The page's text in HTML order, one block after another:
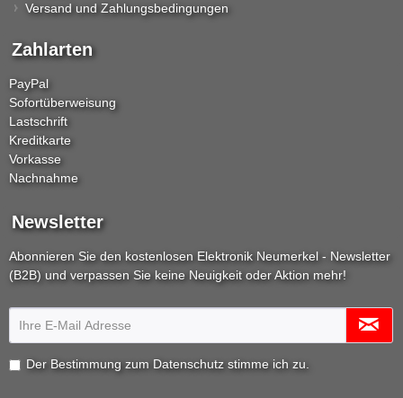
Versand und Zahlungsbedingungen
Zahlarten
PayPal
Sofortüberweisung
Lastschrift
Kreditkarte
Vorkasse
Nachnahme
Newsletter
Abonnieren Sie den kostenlosen Elektronik Neumerkel - Newsletter
(B2B) und verpassen Sie keine Neuigkeit oder Aktion mehr!
Der Bestimmung zum Datenschutz stimme ich zu.